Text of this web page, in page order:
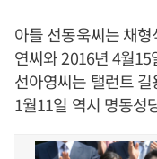
아들 선동욱씨는 채
연씨와 2016년 4월
선아영씨는 탤런트
1월11일 역시 명동성